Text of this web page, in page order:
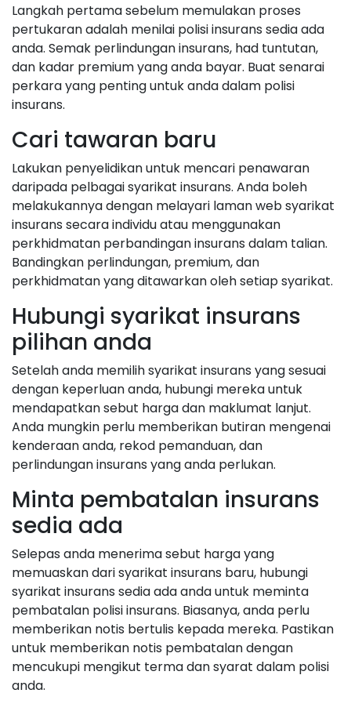
Langkah pertama sebelum memulakan proses
pertukaran adalah menilai polisi insurans sedia ada
anda. Semak perlindungan insurans, had tuntutan,
dan kadar premium yang anda bayar. Buat senarai
perkara yang penting untuk anda dalam polisi
insurans.
Cari tawaran baru
Lakukan penyelidikan untuk mencari penawaran
daripada pelbagai syarikat insurans. Anda boleh
melakukannya dengan melayari laman web syarikat
insurans secara individu atau menggunakan
perkhidmatan perbandingan insurans dalam talian.
Bandingkan perlindungan, premium, dan
perkhidmatan yang ditawarkan oleh setiap syarikat.
Hubungi syarikat insurans
pilihan anda
Setelah anda memilih syarikat insurans yang sesuai
dengan keperluan anda, hubungi mereka untuk
mendapatkan sebut harga dan maklumat lanjut.
Anda mungkin perlu memberikan butiran mengenai
kenderaan anda, rekod pemanduan, dan
perlindungan insurans yang anda perlukan.
Minta pembatalan insurans
sedia ada
Selepas anda menerima sebut harga yang
memuaskan dari syarikat insurans baru, hubungi
syarikat insurans sedia ada anda untuk meminta
pembatalan polisi insurans. Biasanya, anda perlu
memberikan notis bertulis kepada mereka. Pastikan
untuk memberikan notis pembatalan dengan
mencukupi mengikut terma dan syarat dalam polisi
anda.